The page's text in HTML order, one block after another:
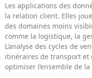
Les applications des
la relation client. Elles
des domaines moins
comme la logistique, la
L’analyse des cycles de
itinéraires de transport et
optimiser l’ensemble de